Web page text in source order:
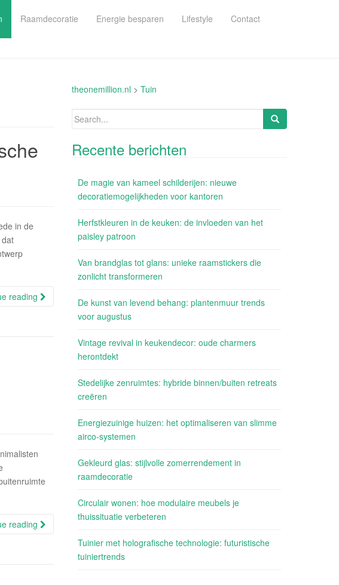
Raamdecoratie Energie besparen Lifestyle Contact
in de
reading
reading
theonemillion.nl > Tuin
Search
Recente berichten
De magie van kameel schilderijen: nieuwe
decoratiemogelijkheden voor kantoren
Herfstkleuren in de keuken: de invloeden van het
paisley patroon
Van brandglas tot glans: unieke raamstickers die
zonlicht transformeren
De kunst van levend behang: plantenmuur trends
voor augustus
Vintage revival in keukendecor: oude charmers
herontdekt
Stedelijke zenruimtes: hybride binnen/buiten retreats
creëren
Energiezuinige huizen: het optimaliseren van slimme
airco-systemen
Gekleurd glas: stijlvolle zomerrendement in
raamdecoratie
Circulair wonen: hoe modulaire meubels je
thuissituatie verbeteren
Tuinier met holografische technologie: futuristische
tuiniertrends